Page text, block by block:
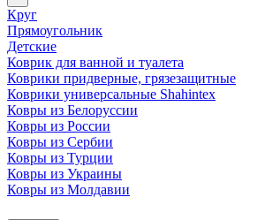
Круг
Прямоугольник
Детские
Коврик для ванной и туалета
Коврики придверные, грязезащитные
Коврики универсальные Shahintex
Ковры из Белоруссии
Ковры из России
Ковры из Сербии
Ковры из Турции
Ковры из Украины
Ковры из Молдавии